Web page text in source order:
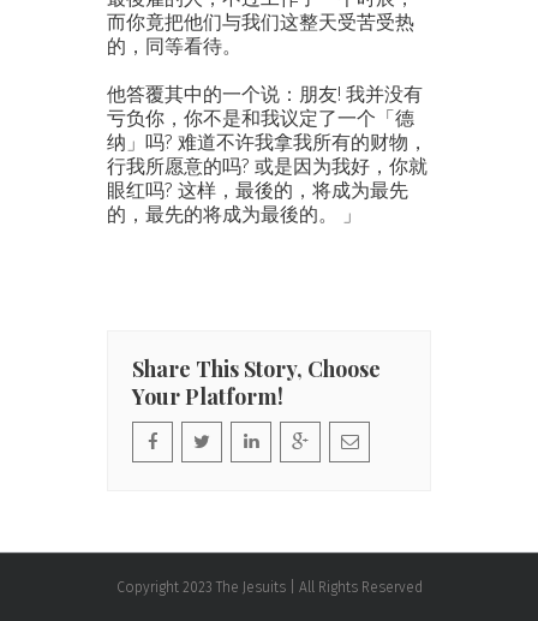
而你竟把他们与我们这整天受苦受热
的，同等看待。
他答覆其中的一个说：朋友! 我并没有
亏负你，你不是和我议定了一个「德
纳」吗? 难道不许我拿我所有的财物，
行我所愿意的吗? 或是因为我好，你就
眼红吗? 这样，最後的，将成为最先
的，最先的将成为最後的。 」
Share This Story, Choose
Your Platform!
Copyright 2023 The Jesuits | All Rights Reserved